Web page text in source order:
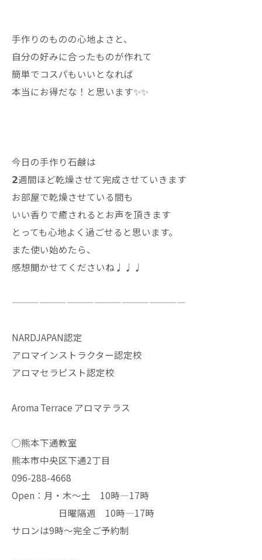
手作りのものの心地よさと、
自分の好みに合ったものが作れて
簡単でコスパもいいとなれば
本当にお得だな！と思います✨✨
今日の手作り石鹸は
𝟮週間ほど乾燥させて完成させていきます
お部屋で乾燥させている間も
いい香りで癒されるとお声を頂きます
とっても心地よく過ごせると思います。
また使い始めたら、
感想聞かせてくださいね♩♩♩
———————————————————
NARDJAPAN認定
アロマインストラクター認定校
アロマセラピスト認定校
Aroma Terrace アロマテラス
◯熊本下通教室
熊本市中央区下通2丁目
096-288-4668
Open：月・木〜土 10時—17時
日曜隔週 10時—17時
サロンは9時〜完全ご予約制